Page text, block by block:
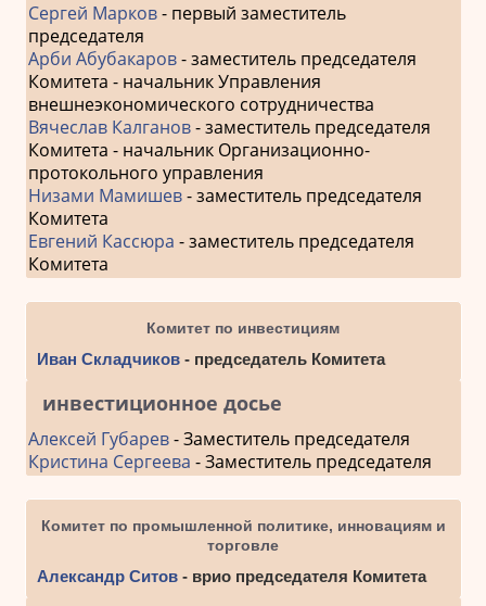
Сергей Марков- первый заместитель
председателя
Арби Абубакаров- заместитель председателя
Комитета - начальник Управления
внешнеэкономического сотрудничества
Вячеслав Калганов- заместитель председателя
Комитета - начальник Организационно-
протокольного управления
Низами Мамишев- заместитель председателя
Комитета
Евгений Кассюра - заместитель председателя
Комитета
Комитет по инвестициям
Иван Складчиков- председатель Комитета
инвестиционное досье
Алексей Губарев- Заместитель председателя
Кристина Сергеева - Заместитель председателя
Комитет по промышленной политике, инновациям и
торговле
Александр Ситов- врио председателя Комитета